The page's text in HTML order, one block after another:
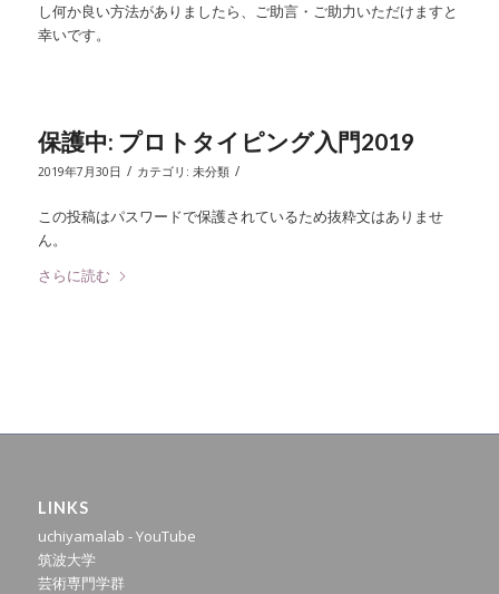
し何か良い方法がありましたら、ご助言・ご助力いただけますと
幸いです。
保護中: プロトタイピング入門2019
2019年7月30日 / カテゴリ: 未分類 /
この投稿はパスワードで保護されているため抜粋文はありませ
ん。
さらに読む
LINKS
uchiyamalab - YouTube
筑波大学
芸術専門学群